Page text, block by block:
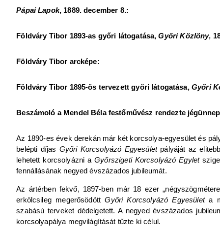
Pápai Lapok, 1889. december 8.:
Földváry Tibor 1893-as győri látogatása,Győri Közlöny,
Földváry Tibor arcképe:
Földváry Tibor 1895-ös tervezett győri látogatása, Győri
Beszámoló a Mendel Béla festőművész rendezte
Az 1890-es évek derekán már két korcsolya-egyesület és
belépti díjas Győri Korcsolyázó Egyesületpályáját az
lehetett korcsolyázni aGyőrszigeti Korcsolyázó Egylet
fennállásának negyed évszázados jubileumát.
Az ártérben fekvő, 1897-ben már 18 ezer
erkölcsileg megerősödöttGyőri Korcsolyázó Egyesületa
szabású terveket dédelgetett. A negyed évszázados
korcsolyapálya megvilágítását tűzte ki célul.